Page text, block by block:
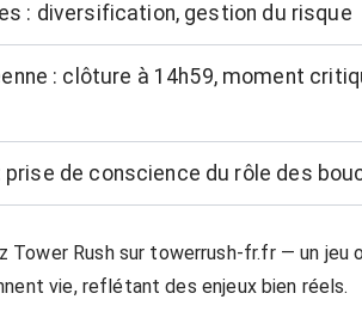
: diversification, gestion du risque
: clôture à 14h59, moment
prise de conscience du rôle des
Tower Rush sur towerrush-fr.fr — un jeu
vie, reflétant des enjeux bien réels.